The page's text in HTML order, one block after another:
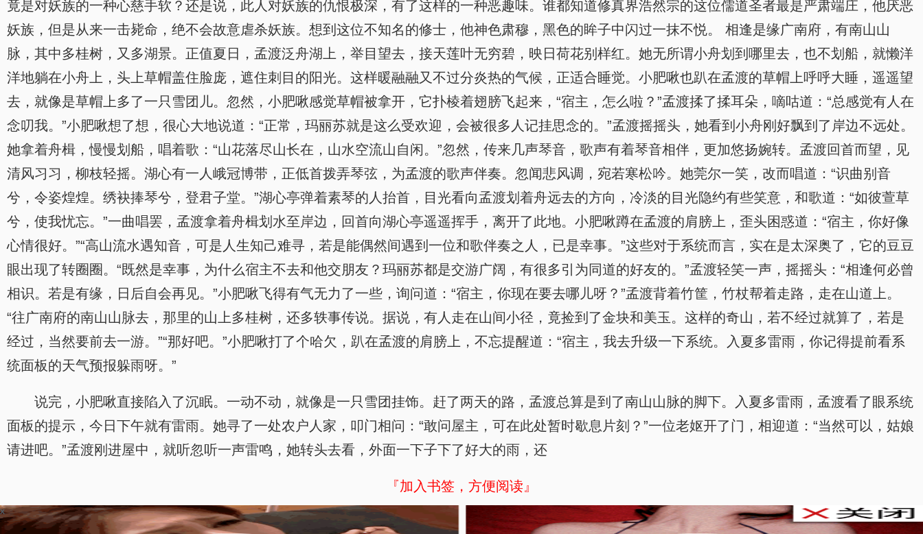
竟是对妖族的一种心慈手软？还是说，此人对妖族的仇恨极深，有了这样的一种恶趣味。谁都知道修真界浩然宗的这位儒道圣者最是严肃端庄，他厌恶
妖族，但是从来一击毙命，绝不会故意虐杀妖族。想到这位不知名的修士，他神色肃穆，黑色的眸子中闪过一抹不悦。 相逢是缘广南府，有南山山
脉，其中多桂树，又多湖景。正值夏日，孟渡泛舟湖上，举目望去，接天莲叶无穷碧，映日荷花别样红。她无所谓小舟划到哪里去，也不划船，就懒洋
洋地躺在小舟上，头上草帽盖住脸庞，遮住刺目的阳光。这样暖融融又不过分炎热的气候，正适合睡觉。小肥啾也趴在孟渡的草帽上呼呼大睡，遥遥望
去，就像是草帽上多了一只雪团儿。忽然，小肥啾感觉草帽被拿开，它扑棱着翅膀飞起来，“宿主，怎么啦？”孟渡揉了揉耳朵，嘀咕道：“总感觉有人在
念叨我。”小肥啾想了想，很心大地说道：“正常，玛丽苏就是这么受欢迎，会被很多人记挂思念的。”孟渡摇摇头，她看到小舟刚好飘到了岸边不远处。
她拿着舟楫，慢慢划船，唱着歌：“山花落尽山长在，山水空流山自闲。”忽然，传来几声琴音，歌声有着琴音相伴，更加悠扬婉转。孟渡回首而望，见
清风习习，柳枝轻摇。湖心有一人峨冠博带，正低首拨弄琴弦，为孟渡的歌声伴奏。忽闻悲风调，宛若寒松吟。她莞尔一笑，改而唱道：“识曲别音
兮，令姿煌煌。绣袂捧琴兮，登君子堂。”湖心亭弹着素琴的人抬首，目光看向孟渡划着舟远去的方向，冷淡的目光隐约有些笑意，和歌道：“如彼萱草
兮，使我忧忘。”一曲唱罢，孟渡拿着舟楫划水至岸边，回首向湖心亭遥遥挥手，离开了此地。小肥啾蹲在孟渡的肩膀上，歪头困惑道：“宿主，你好像
心情很好。”“高山流水遇知音，可是人生知己难寻，若是能偶然间遇到一位和歌伴奏之人，已是幸事。”这些对于系统而言，实在是太深奥了，它的豆豆
眼出现了转圈圈。“既然是幸事，为什么宿主不去和他交朋友？玛丽苏都是交游广阔，有很多引为同道的好友的。”孟渡轻笑一声，摇摇头：“相逢何必曾
相识。若是有缘，日后自会再见。”小肥啾飞得有气无力了一些，询问道：“宿主，你现在要去哪儿呀？”孟渡背着竹筐，竹杖帮着走路，走在山道上。
“往广南府的南山山脉去，那里的山上多桂树，还多轶事传说。据说，有人走在山间小径，竟捡到了金块和美玉。这样的奇山，若不经过就算了，若是
经过，当然要前去一游。”“那好吧。”小肥啾打了个哈欠，趴在孟渡的肩膀上，不忘提醒道：“宿主，我去升级一下系统。入夏多雷雨，你记得提前看系
统面板的天气预报躲雨呀。”
说完，小肥啾直接陷入了沉眠。一动不动，就像是一只雪团挂饰。赶了两天的路，孟渡总算是到了南山山脉的脚下。入夏多雷雨，孟渡看了眼系统
面板的提示，今日下午就有雷雨。她寻了一处农户人家，叩门相问：“敢问屋主，可在此处暂时歇息片刻？”一位老妪开了门，相迎道：“当然可以，姑娘
请进吧。”孟渡刚进屋中，就听忽听一声雷鸣，她转头去看，外面一下子下了好大的雨，还
『加入书签，方便阅读』
x